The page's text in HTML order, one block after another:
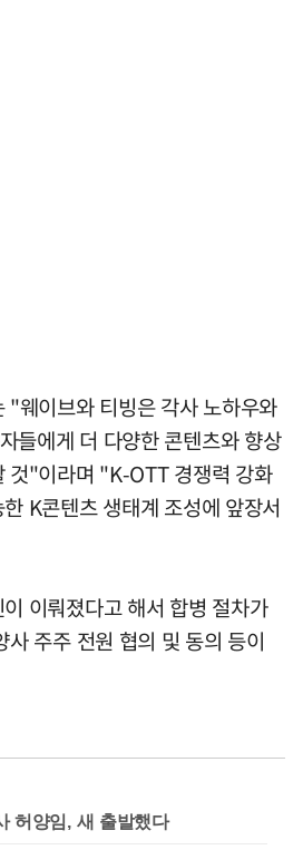
"웨이브와 티빙은 각사 노하우와
들에게 더 다양한 콘텐츠와 향상
것"이라며 "K-OTT 경쟁력 강화
K콘텐츠 생태계 조성에 앞장서
이뤄졌다고 해서 합병 절차가
사 주주 전원 협의 및 동의 등이
허양임, 새 출발했다